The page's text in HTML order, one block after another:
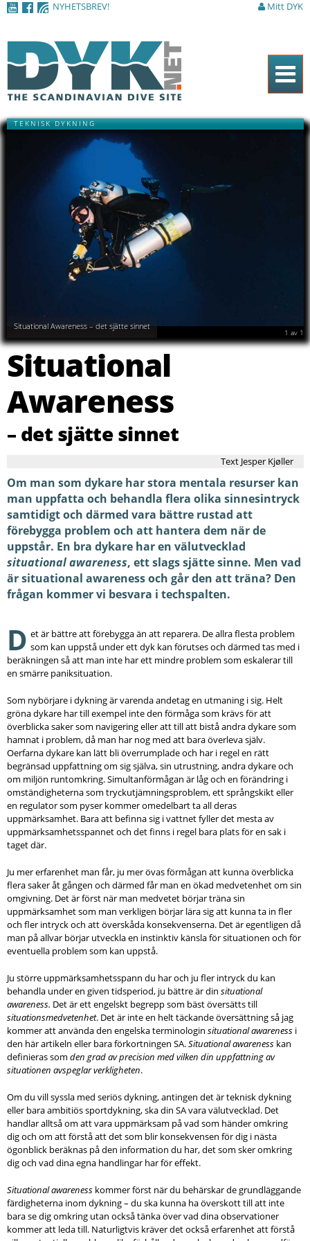
NYHETSBREV! Mitt DYK
Hem
Tidningen
Nyheter
DYK Guiden
TEKNISK DYKNING
Situational Awareness – det sjätte sinnet
1 av 1
Situational
Awareness
– det sjätte sinnet
Text Jesper Kjøller
Om man som dykare har stora mentala resurser kan
man uppfatta och behandla flera olika sinnesintryck
samtidigt och därmed vara bättre rustad att
förebygga problem och att hantera dem när de
uppstår. En bra dykare har en välutvecklad
situational awareness, ett slags sjätte sinne. Men vad
är situational awareness och går den att träna? Den
frågan kommer vi besvara i techspalten.
D et är bättre att förebygga än att reparera. De allra flesta problem
som kan uppstå under ett dyk kan förutses och därmed tas med i
beräkningen så att man inte har ett mindre problem som eskalerar till
en smärre paniksituation.
Som nybörjare i dykning är varenda andetag en utmaning i sig. Helt
gröna dykare har till exempel inte den förmåga som krävs för att
överblicka saker som navigering eller att till att bistå andra dykare som
hamnat i problem, då man har nog med att bara överleva själv.
Oerfarna dykare kan lätt bli överrumplade och har i regel en rätt
begränsad uppfattning om sig själva, sin utrustning, andra dykare och
om miljön runtomkring. Simultanförmågan är låg och en förändring i
omständigheterna som tryckutjämningsproblem, ett språngskikt eller
en regulator som pyser kommer omedelbart ta all deras
uppmärksamhet. Bara att befinna sig i vattnet fyller det mesta av
uppmärksamhetsspannet och det finns i regel bara plats för en sak i
taget där.
Ju mer erfarenhet man får, ju mer övas förmågan att kunna överblicka
flera saker åt gången och därmed får man en ökad medvetenhet om sin
omgivning. Det är först när man medvetet börjar träna sin
uppmärksamhet som man verkligen börjar lära sig att kunna ta in fler
och fler intryck och att överskåda konsekvenserna. Det är egentligen då
man på allvar börjar utveckla en instinktiv känsla för situationen och för
eventuella problem som kan uppstå.
Ju större uppmärksamhetsspann du har och ju fler intryck du kan
behandla under en given tidsperiod, ju bättre är din situational
awareness. Det är ett engelskt begrepp som bäst översätts till
situationsmedvetenhet. Det är inte en helt täckande översättning så jag
kommer att använda den engelska terminologin situational awareness i
den här artikeln eller bara förkortningen SA.Situational awareness kan
definieras som den grad av precision med vilken din uppfattning av
situationen avspeglar verkligheten.
Om du vill syssla med seriös dykning, antingen det är teknisk dykning
eller bara ambitiös sportdykning, ska din SA vara välutvecklad. Det
handlar alltså om att vara uppmärksam på vad som händer omkring
dig och om att förstå att det som blir konsekvensen för dig i nästa
ögonblick beräknas på den information du har, det som sker omkring
dig och vad dina egna handlingar har för effekt.
Situational awareness kommer först när du behärskar de grundläggande
färdigheterna inom dykning – du ska kunna ha överskott till att inte
bara se dig omkring utan också tänka över vad dina observationer
kommer att leda till. Naturligtvis kräver det också erfarenhet att förstå